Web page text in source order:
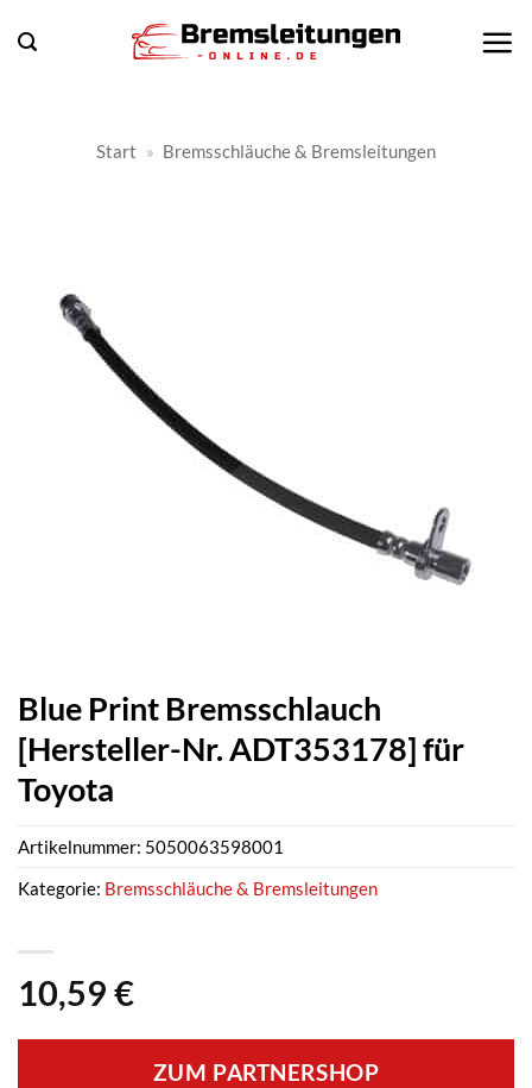
Inhalt
Start » Bremsschläuche & Bremsleitungen
Blue Print Bremsschlauch
[Hersteller-Nr. ADT353178] für
Toyota
10,59 €
ZUM PARTNERSHOP
Artikelnummer: 5050063598001
Kategorie: Bremsschläuche & Bremsleitungen